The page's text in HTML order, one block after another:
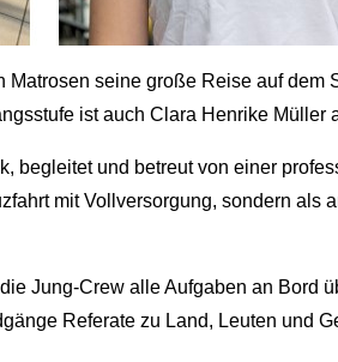
seine große Reise auf dem
ist auch Clara Henrike Müller
und betreut von einer
mit Vollversorgung, sondern als
Jung-Crew alle Aufgaben an Bord
Referate zu Land, Leuten und